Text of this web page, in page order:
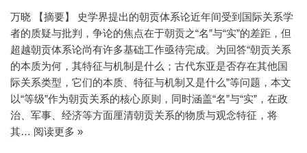
万晓 【摘要】 史学界提出的朝贡体系论近年间受到国际关系学
者的质疑与批判，争论的焦点在于朝贡之“名”与“实”的差距，但
超越朝贡体系论尚有许多基础工作亟待完成。为回答“朝贡关系
的本质为何，其特征与机制是什么；古代东亚是否存在其他国
际关系类型，它们的本质、特征与机制又是什么”等问题，本文
以“等级”作为朝贡关系的核心原则，同时涵盖“名”与“实”，在政
治、军事、经济等方面厘清朝贡关系的物质与观念特征，将
其… 阅读更多 »